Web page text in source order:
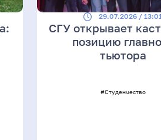
29.07.2026 /
СГУ открывает
позицию
тьютора
#Студенчество